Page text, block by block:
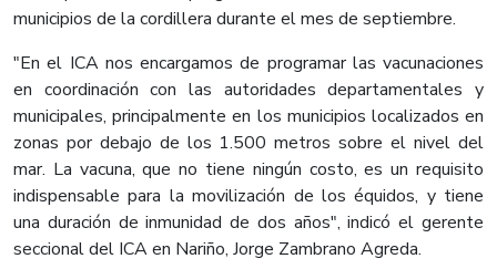
municipios de la cordillera durante el mes de septiembre.
"En el ICA nos encargamos de programar las vacunaciones
en coordinación con las autoridades departamentales y
municipales, principalmente en los municipios localizados en
zonas por debajo de los 1.500 metros sobre el nivel del
mar. La vacuna, que no tiene ningún costo, es un requisito
indispensable para la movilización de los équidos, y tiene
una duración de inmunidad de dos años", indicó el gerente
seccional del ICA en Nariño, Jorge Zambrano Agreda.